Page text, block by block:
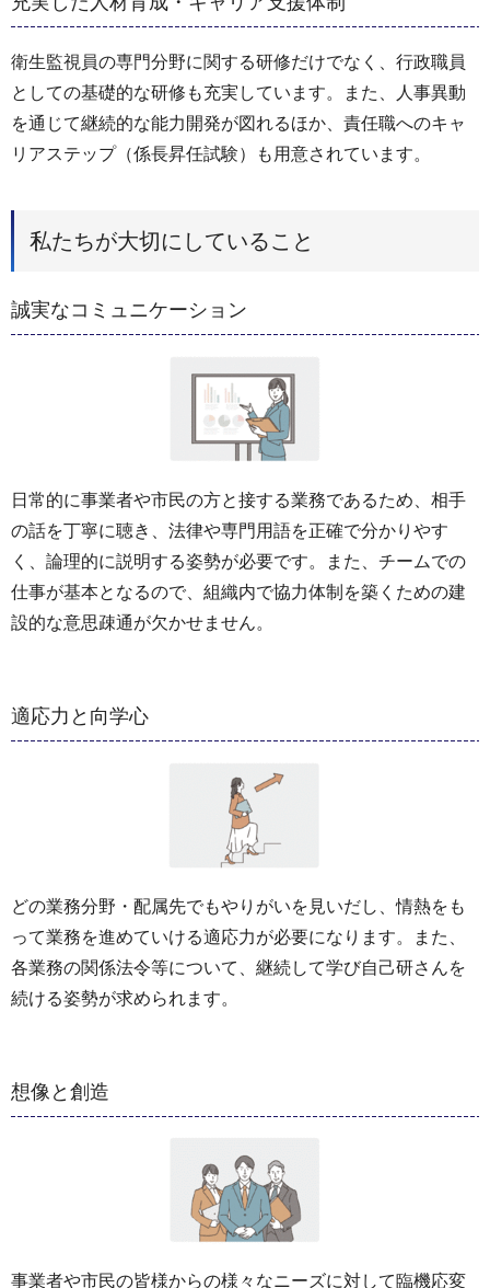
衛生監視員の専門分野に関する研修だけでなく、行政職員
としての基礎的な研修も充実しています。また、人事異動
を通じて継続的な能力開発が図れるほか、責任職へのキャ
リアステップ（係長昇任試験）も用意されています。
私たちが大切にしていること
誠実なコミュニケーション
日常的に事業者や市民の方と接する業務であるため、相手
の話を丁寧に聴き、法律や専門用語を正確で分かりやす
く、論理的に説明する姿勢が必要です。また、チームでの
仕事が基本となるので、組織内で協力体制を築くための建
設的な意思疎通が欠かせません。
適応力と向学心
どの業務分野・配属先でもやりがいを見いだし、情熱をも
って業務を進めていける適応力が必要になります。また、
各業務の関係法令等について、継続して学び自己研さんを
続ける姿勢が求められます。
想像と創造
事業者や市民の皆様からの様々なニーズに対して臨機応変